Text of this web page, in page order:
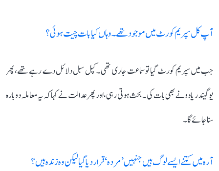
آپ کل سپریم کورٹ میں موجود تھے۔ وہاں کیا بات چیت ہوئی؟
جب میں سپریم کورٹ گیا تو سماعت جاری تھی۔ کپل سبل دلائل دے رہے تھے، پھر
یوگیندر یادو نے بھی بات کی۔ بحث ہوتی رہی، اور پھر عدالت نے کہا کہ یہ معاملہ دوبارہ
سنا جائے گا۔
آرہ میں کتنے ایسے لوگ ہیں جنہیں ’مردہ‘ قرار دیا گیا لیکن وہ زندہ ہیں؟